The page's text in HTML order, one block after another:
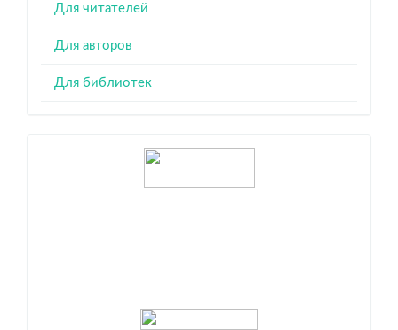
Для читателей
Для авторов
Для библиотек